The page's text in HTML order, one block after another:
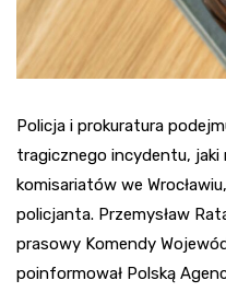
Policja i prokuratura
tragicznego incydentu, jaki
komisariatów we
policjanta. Przemysław
prasowy Komendy
poinformował Polską